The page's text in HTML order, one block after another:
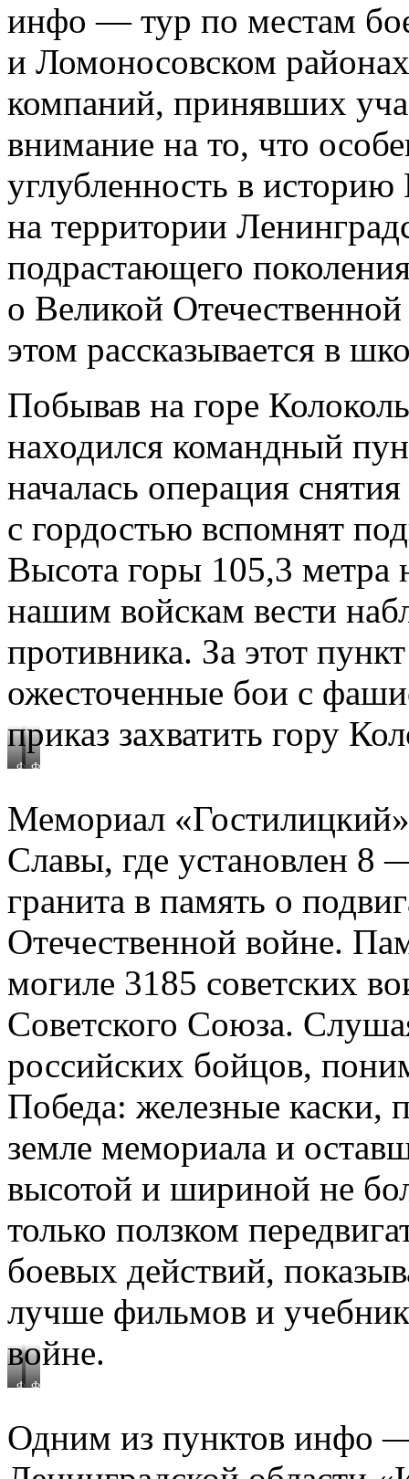
инфо — тур по местам
и Ломоносовском
компаний, принявших
внимание на то, что
углубленность в
на территории
подрастающего
о Великой
этом рассказывается в
Побывав на горе
находился командный
началась операция
с гордостью вспомнят
Высота горы 105,3 метра
нашим войскам вести
противника. За этот
ожесточенные бои с
приказ захватить гору
Фото.Фото.
Мемориал
Славы, где установлен 8
гранита в память о
Отечественной войне.
могиле 3185 советских
Советского Союза.
российских бойцов,
Победа: железные каски,
земле мемориала и
высотой и шириной не
только ползком
боевых действий,
лучше фильмов и
войне.
Фото.Фото.
Одним из пунктов инфо